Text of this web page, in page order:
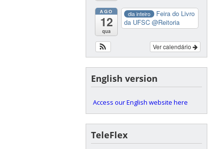
AGO
12
qua
dia inteiro
Feira do Livro
da UFSC@Reitoria
Ver calendário
English version
Access our English website here
TeleFlex